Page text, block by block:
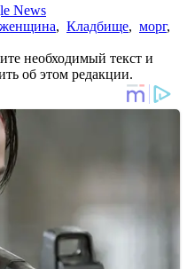
News
женщина, Кладбище, морг,
необходимый текст и
об этом редакции.